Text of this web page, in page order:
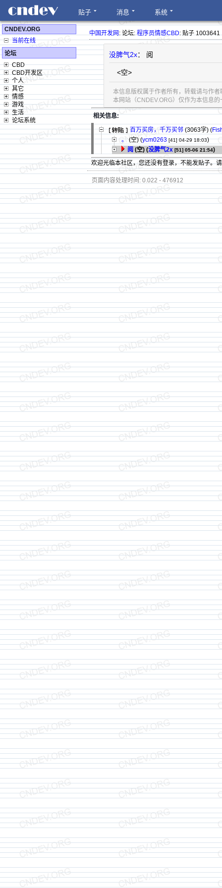
贴子 消息 系统
CNDEV.ORG
当前在线
论坛
CBD
CBD开发区
个人
其它
情感
游戏
生活
论坛系统
中国开发网: 论坛:程序员情感CBD: 贴子 1003641
没脾气2x： 阅
<空>
本信息版权属于作者所有，转载请与作
本网站（CNDEV.ORG）仅作为本信息
相关信息:
百万买房，千万买邻 (3063字)(
。(空) (ycm0263 [41] 04-29 18:03)
阅 (空) (没脾气2x [51] 05-06 21:54)
欢迎光临本社区，您还没有登录，不能发贴子。
页面内容处理时间: 0.022 - 476912